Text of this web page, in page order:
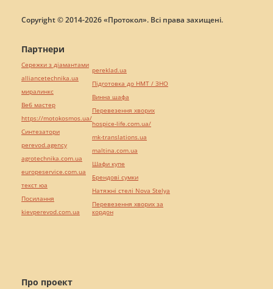
Copyright © 2014-2026 «Протокол». Всі права захищені.
Про проект
Партнери
Сережки з діамантами
alliancetechnika.ua
миралинкс
Веб мастер
https://motokosmos.ua/
Синтезатори
perevod.agency
agrotechnika.com.ua
europeservice.com.ua
текст юа
Посилання
kievperevod.com.ua
pereklad.ua
Підготовка до НМТ / ЗНО
Винна шафа
Перевезення хворих
hospice-life.com.ua/
mk-translations.ua
maltina.com.ua
Шафи купе
Брендові сумки
Натяжні стелі Nova Stelya
Перевезення хворих за
кордон